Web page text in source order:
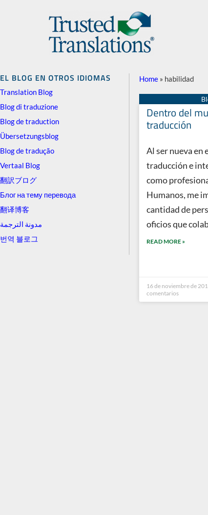
EL BLOG EN OTROS IDIOMAS
Translation Blog
Blog di traduzione
Blog de traduction
Übersetzungsblog
Blog de tradução
Vertaal Blog
翻訳ブログ
Блог на тему перевода
翻译博客
مدونة الترجمة
번역 블로그
Home » habilidad
Dentro del
traducción
Al ser nueva en
traducción e
como
Humanos, me
cantidad de
oficios que
READ MORE »
16 de noviembre de
comentarios